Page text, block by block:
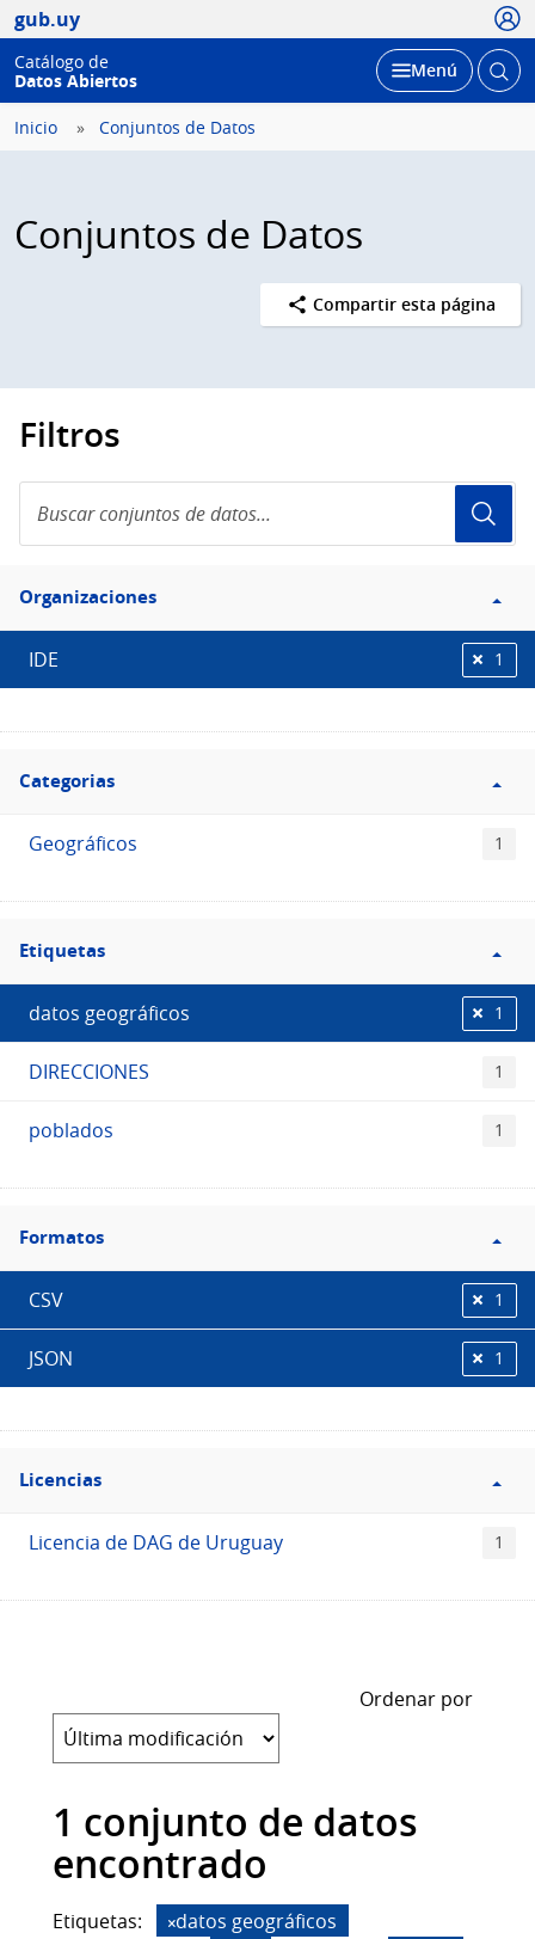
gub.uy
Catálogo de
Datos Abiertos
Desplegar
Menú Abrir
Inicio Conjuntos de Datos
Conjuntos de Datos
Compartir esta página
Filtros
conjuntos
de
Filtro
Organizaciones
Organizaciones
IDE 1
Filtro
Categorias
Categorias
Geográficos 1
Filtro
Etiquetas
Etiquetas
datos geográficos 1
DIRECCIONES 1
poblados 1
Filtro
Formatos
Formatos
CSV 1
JSON 1
Filtro
Licencias
Licencias
Licencia de DAG de Uruguay 1
Ordenar por
1 conjunto de datos
encontrado
Etiquetas:
datos geográficos